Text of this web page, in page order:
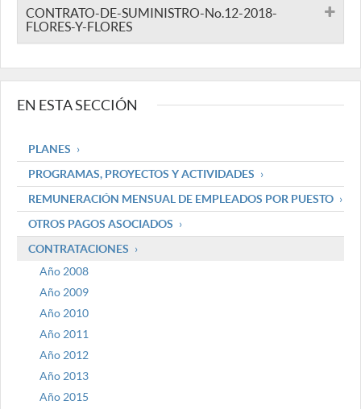
CONTRATO-DE-SUMINISTRO-No.12-2018-
FLORES-Y-FLORES
EN ESTA SECCIÓN
PLANES
PROGRAMAS, PROYECTOS Y ACTIVIDADES
REMUNERACIÓN MENSUAL DE EMPLEADOS POR PUESTO
OTROS PAGOS ASOCIADOS
CONTRATACIONES
Año 2008
Año 2009
Año 2010
Año 2011
Año 2012
Año 2013
Año 2015